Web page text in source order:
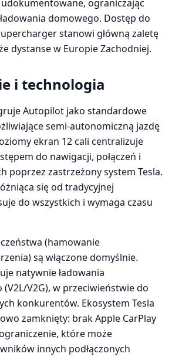
ograniczając
domowego. Dostęp do
stanowi główną zaletę
dystanse w Europie Zachodniej.
i technologia
Autopilot jako standardowe
semi-autonomiczną jazdę
ekran 12 cali centralizuje
do nawigacji, połączeń i
poprzez zastrzeżony system Tesla.
się od tradycyjnej
do wszystkich i wymaga czasu
(hamowanie
są włączone domyślnie.
natywnie ładowania
V2G), w przeciwieństwie do
konkurentów. Ekosystem Tesla
zamknięty: brak Apple CarPlay
które może
innych podłączonych